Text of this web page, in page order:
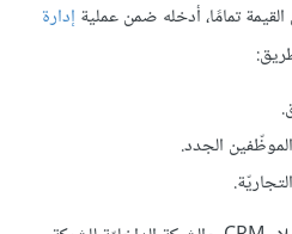
تمامًا، أدخله ضمن عملية إدارة
الجدد.